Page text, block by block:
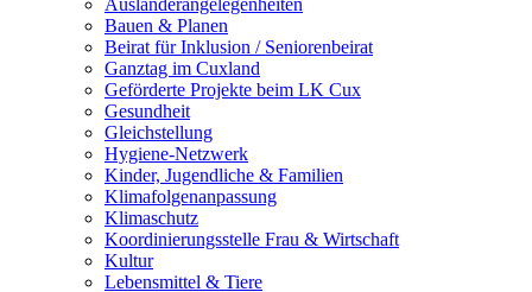
Ausländerangelegenheiten
Bauen & Planen
Beirat für Inklusion / Seniorenbeirat
Ganztag im Cuxland
Geförderte Projekte beim LK Cux
Gesundheit
Gleichstellung
Hygiene-Netzwerk
Kinder, Jugendliche & Familien
Klimafolgenanpassung
Klimaschutz
Koordinierungsstelle Frau & Wirtschaft
Kultur
Lebensmittel & Tiere